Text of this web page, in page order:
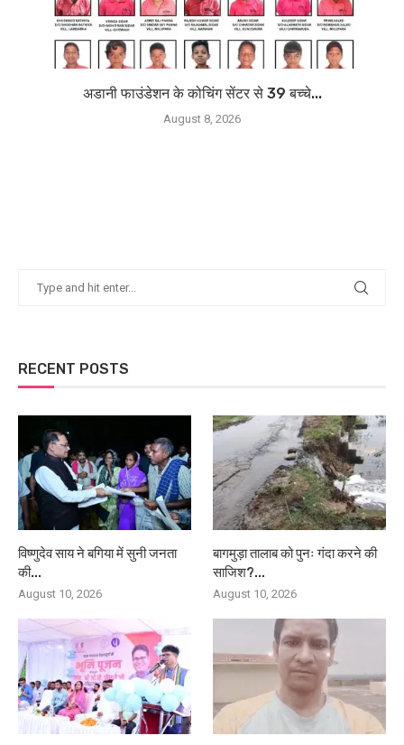
अडानी फाउंडेशन के कोचिंग सेंटर से 39 बच्चे...
August 8, 2026
RECENT POSTS
विष्णुदेव साय ने बगिया में सुनी जनता
की...
August 10, 2026
बागमुड़ा तालाब को पुनः गंदा करने की
साजिश?...
August 10, 2026